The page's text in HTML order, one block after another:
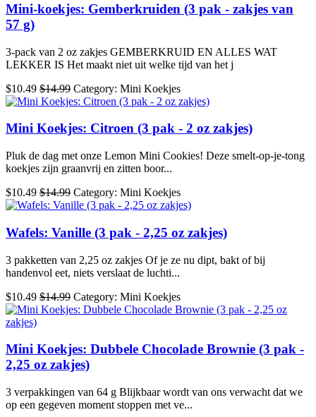
Mini-koekjes: Gemberkruiden (3 pak - zakjes van
57 g)
3-pack van 2 oz zakjes GEMBERKRUID EN ALLES WAT
LEKKER IS Het maakt niet uit welke tijd van het j
$10.49 $14.99 Category: Mini Koekjes
Mini Koekjes: Citroen (3 pak - 2 oz zakjes)
Pluk de dag met onze Lemon Mini Cookies! Deze smelt-op-je-tong
koekjes zijn graanvrij en zitten boor...
$10.49 $14.99 Category: Mini Koekjes
Wafels: Vanille (3 pak - 2,25 oz zakjes)
3 pakketten van 2,25 oz zakjes Of je ze nu dipt, bakt of bij
handenvol eet, niets verslaat de luchti...
$10.49 $14.99 Category: Mini Koekjes
Mini Koekjes: Dubbele Chocolade Brownie (3 pak -
2,25 oz zakjes)
3 verpakkingen van 64 g Blijkbaar wordt van ons verwacht dat we
op een gegeven moment stoppen met ve...